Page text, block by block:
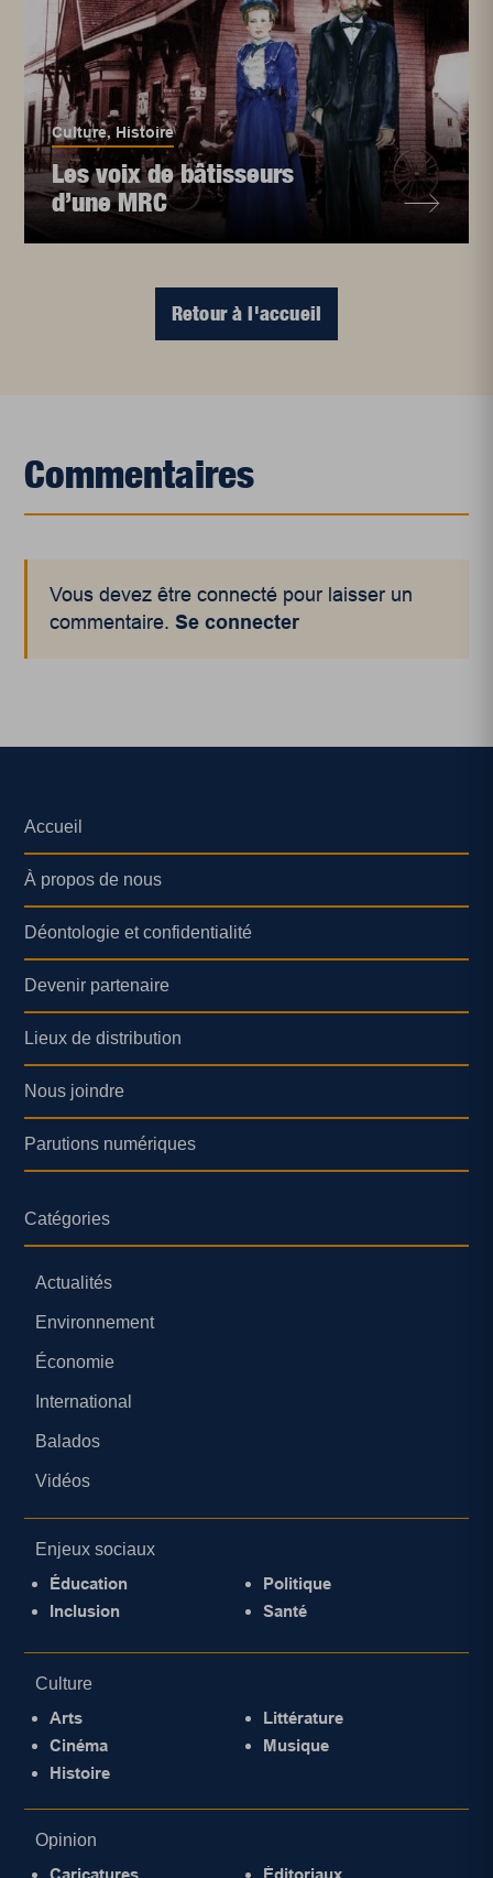
Culture,Histoire
Les voix de bâtisseurs
d’une MRC
Retour à l'accueil
Commentaires
Vous devez être connecté pour laisser un
commentaire.Se connecter
Accueil
À propos de nous
Déontologie et confidentialité
Devenir partenaire
Lieux de distribution
Nous joindre
Parutions numériques
Catégories
Actualités
Environnement
Économie
International
Balados
Vidéos
Enjeux sociaux
Éducation
Inclusion
Politique
Santé
Culture
Arts
Cinéma
Histoire
Littérature
Musique
Opinion